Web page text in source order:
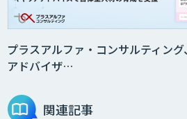
2層ナレッジ×AI
ョンを効率化「
プラスアルファ・コンサルティン
アドバイザ…
関連記事